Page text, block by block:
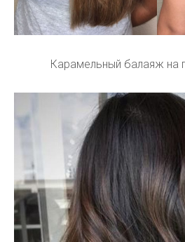
Карамельный балаяж на